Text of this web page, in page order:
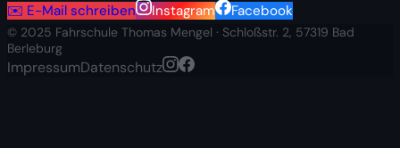
✉️ E-Mail schreiben Instagram Facebook
© 2025 Fahrschule Thomas Mengel · Schloßstr. 2, 57319 Bad
Berleburg
ImpressumDatenschutz